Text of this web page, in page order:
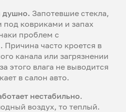
душно. Запотевшие стекла,
под ковриками и запах
проблем с
часто кроется в
канала или загрязнении
этого влага не выводится
в салон авто.
нестабильно.
воздух, то теплый.